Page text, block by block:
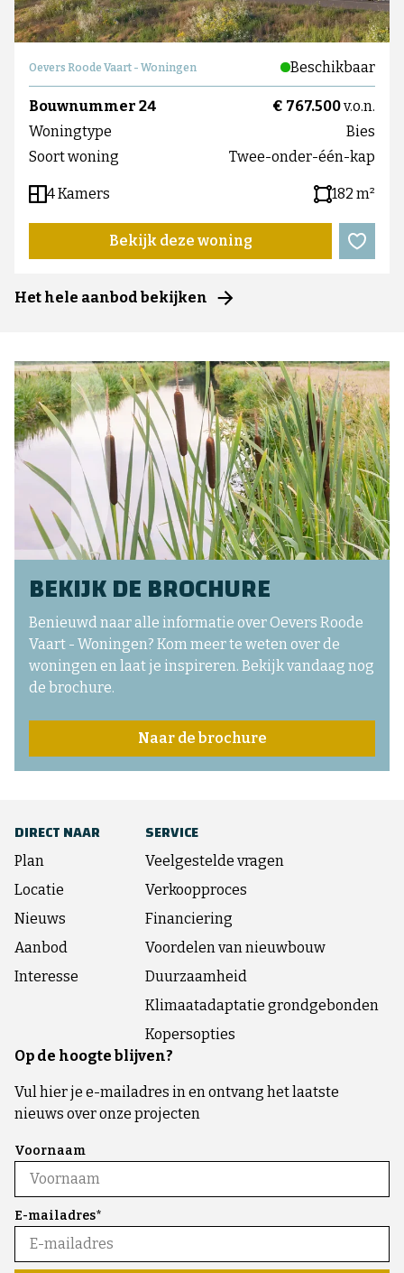
Oevers Roode Vaart - Woningen Beschikbaar
Bouwnummer 24 € 767.500v.o.n.
Woningtype
Bies
Soort woning
Twee-onder-één-kap
4 Kamers 182 m²
Bekijk deze woning
Het hele aanbod bekijken
BEKIJK DE BROCHURE
Benieuwd naar alle informatie overOevers Roode
Vaart - Woningen? Kom meer te weten over de
woningen en laat je inspireren. Bekijk vandaag nog
de brochure.
Naar de brochure
DIRECT NAAR
Plan
Locatie
Nieuws
Aanbod
Interesse
SERVICE
Veelgestelde vragen
Verkoopproces
Financiering
Voordelen van nieuwbouw
Duurzaamheid
Klimaatadaptatie grondgebonden
Kopersopties
Op de hoogte blijven?
Vul hier je e-mailadres in en ontvang het laatste
nieuws over onze projecten
Voornaam
E-mailadres*